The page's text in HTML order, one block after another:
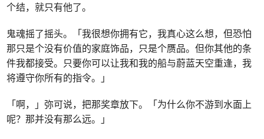
个结，就只有他了。
鬼魂摇了摇头。「我很想你拥有它，我真心这么想，但恐怕
那只是个没有价值的家庭饰品，只是个赝品。但你其他的条
件我都接受。只要你可以让我和我的船与蔚蓝天空重逢，我
将遵守你所有的指令。」
「啊，」弥可说，把那奖章放下。「为什么你不游到水面上
呢？那并没有那么远。」